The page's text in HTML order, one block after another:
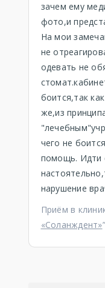
зачем ему
фото,и
На мои
не
одевать не
боится,так
же,из
чего не
помощь. Идти
нарушение
Приём в
«Соланждент»”